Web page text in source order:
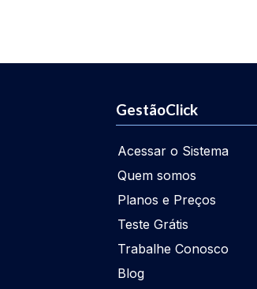
GestãoClick
Acessar o Sistema
Quem somos
Planos e Preços
Teste Grátis
Trabalhe Conosco
Blog